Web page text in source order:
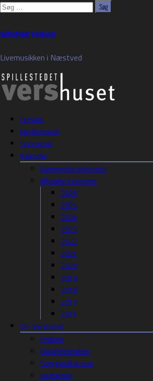
Søg
Skip
to
content
Spillestedet Vershuset
Livemusikken i Næstved
Forside
Medlemskab
Sponsorer
Kalender
Kommende koncerter
Afholdte koncerter
2026
2025
2024
2023
2022
2021
2020
2019
2018
2017
2016
Om Vershuset
Historie
Billetinformation
Spørgsmål & svar
Vedtægter